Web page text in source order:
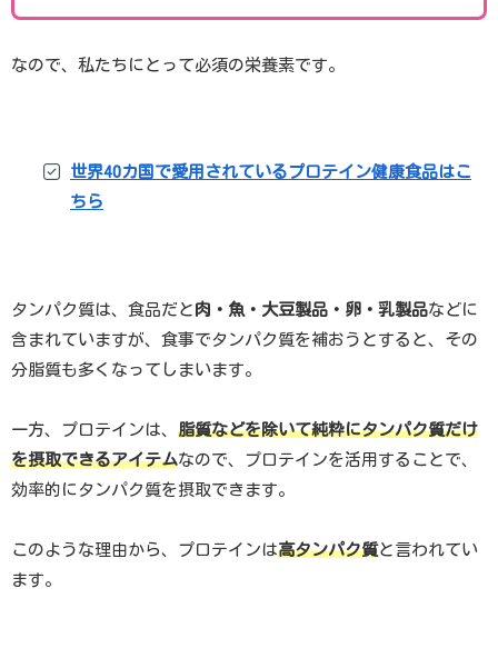
なので、私たちにとって必須の栄養素です。
世界40カ国で愛用されているプロテイン健康食品はこ
ちら
タンパク質は、食品だと 肉・魚・大豆製品・卵・乳製品などに
含まれていますが、食事でタンパク質を補おうとすると、その
分脂質も多くなってしまいます。
一方、プロテインは、 脂質などを除いて純粋にタンパク質だけ
を摂取できるアイテムなので、プロテインを活用することで、
効率的にタンパク質を摂取できます。
このような理由から、プロテインは高タンパク質と言われてい
ます。